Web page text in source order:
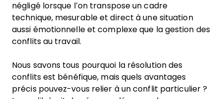
négligé lorsque l’on transpose un cadre
technique, mesurable et direct à une situation
aussi émotionnelle et complexe que la gestion des
conflits au travail.
Nous savons tous pourquoi la résolution des
conflits est bénéfique, mais quels avantages
précis pouvez-vous relier à un conflit particulier ?